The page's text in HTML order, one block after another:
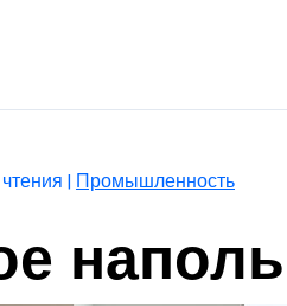
| Промышленность